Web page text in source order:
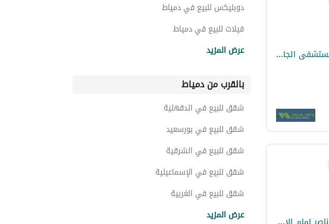
دمياط الجديده الحى الرابع شارع الصحبجيه بجوار مستشفى الجامعه
دوبليكس للبيع في دمياط
فيلات للبيع في دمياط
اي فيلا للبيع في دمياط
عقارات سكنية اخرى للبيع في دمياط
عقارات للبيع في دمياط
عرض المزيد
بالقرب من دمياط
شقق للبيع في الدقهلية
شقق للبيع في بورسعيد
شقق للبيع في الشرقية
شقق للبيع في الإسماعيلية
شقق للبيع في الغربية
عرض المزيد